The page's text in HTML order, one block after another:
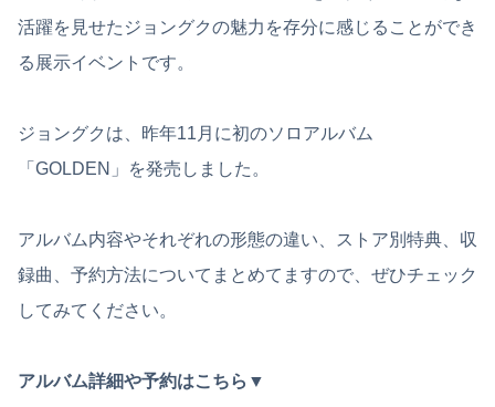
活躍を見せたジョングクの魅力を存分に感じることができ
る展示イベントです。
ジョングクは、昨年11月に初のソロアルバム
「GOLDEN」を発売しました。
アルバム内容やそれぞれの形態の違い、ストア別特典、収
録曲、予約方法についてまとめてますので、ぜひチェック
してみてください。
アルバム詳細や予約はこちら▼